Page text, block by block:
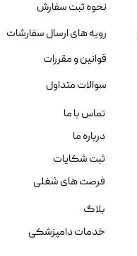
نحوه ثبت سفارش
رویه های ارسال سفارشات
قوانین و مقررات
سوالات متداول
تماس با ما
درباره ما
ثبت شکایات
فرصت های شغلی
بلاگ
خدمات دامپزشکی